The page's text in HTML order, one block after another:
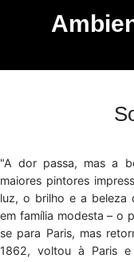
"A dor passa, mas a
maiores pintores
luz, o brilho e a beleza
em família modesta – o
se para Paris, mas
1862, voltou à Paris